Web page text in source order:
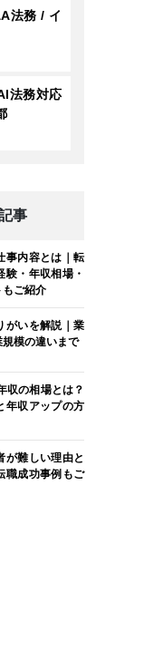
法務 / イ
法務対応
事
事内容とは｜転
験・年収相場・
もご紹介
がいを解説｜業
模の違いまで
収の相場とは？
年収アップの方
が難しい理由と
職成功事例もご